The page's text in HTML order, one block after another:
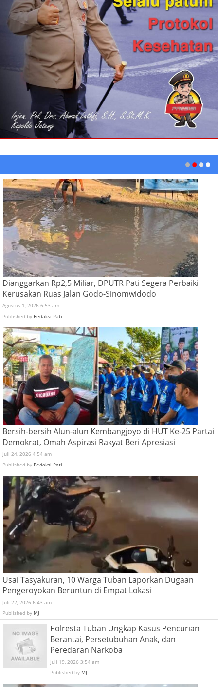
Dianggarkan Rp2,5 Miliar, DPUTR Pati Segera Perbaiki
Kerusakan Ruas Jalan Godo-Sinomwidodo
Agustus 1, 2026 6:53 am
Published by Redaksi Pati
Bersih-bersih Alun-alun Kembangjoyo di HUT Ke-25 Partai
Demokrat, Omah Aspirasi Rakyat Beri Apresiasi
Juli 24, 2026 4:54 am
Published by Redaksi Pati
Usai Tasyakuran, 10 Warga Tuban Laporkan Dugaan
Pengeroyokan Beruntun di Empat Lokasi
Juli 22, 2026 6:43 am
Published by MJ
Polresta Tuban Ungkap Kasus Pencurian
Berantai, Persetubuhan Anak, dan
Peredaran Narkoba
Juli 19, 2026 3:54 am
Published by MJ